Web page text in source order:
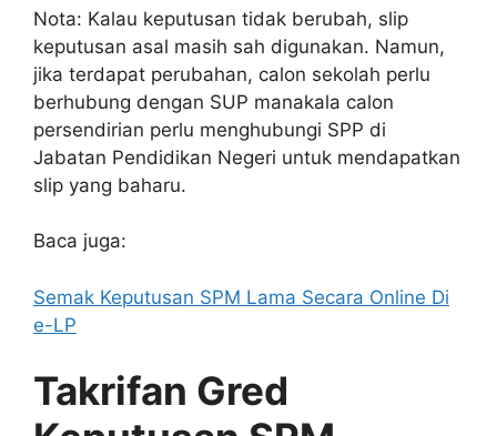
Nota: Kalau keputusan tidak berubah, slip
keputusan asal masih sah digunakan. Namun,
jika terdapat perubahan, calon sekolah perlu
berhubung dengan SUP manakala calon
persendirian perlu menghubungi SPP di
Jabatan Pendidikan Negeri untuk mendapatkan
slip yang baharu.
Baca juga:
Semak Keputusan SPM Lama Secara Online Di
e-LP
Takrifan Gred